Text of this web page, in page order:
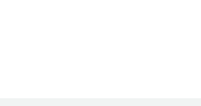
varia consoante o destino e método